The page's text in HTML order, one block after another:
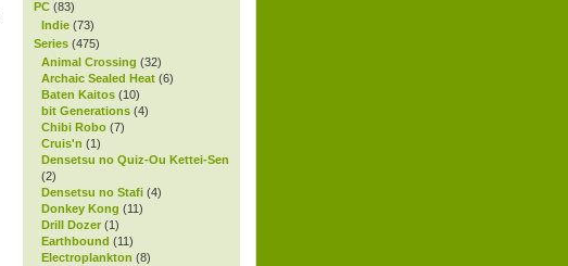
PC (83)
Indie (73)
Series (475)
Animal Crossing (32)
Archaic Sealed Heat (6)
Baten Kaitos (10)
bit Generations (4)
Chibi Robo (7)
Cruis'n (1)
Densetsu no Quiz-Ou Kettei-Sen
(2)
Densetsu no Stafi (4)
Donkey Kong (11)
Drill Dozer (1)
Earthbound (11)
Electroplankton (8)